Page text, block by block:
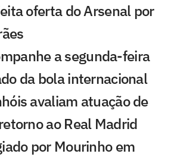
oferta do Arsenal por
a segunda-feira
da bola internacional
avaliam atuação de
ao Real Madrid
por Mourinho em